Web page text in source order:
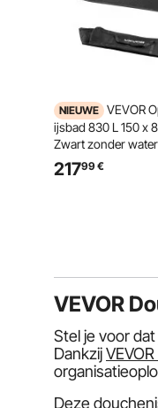
NIEUWE VEVOR
ijsbad 830 L 150 x
Zwart zonder
koudwaterbad
waterkoelers en
21799€
VEVOR
Stel je voor
Dankzij
Deze